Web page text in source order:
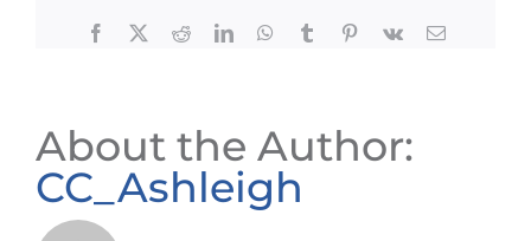
Facebook
X RedditLinkedInWhatsApp
TumblrPinterest
Vk Email
About the Author:
CC_Ashleigh